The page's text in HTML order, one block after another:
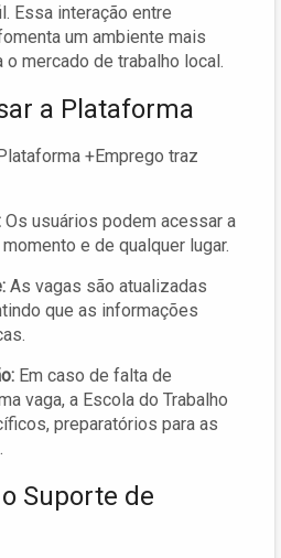
Essa interação entre
um ambiente mais
mercado de trabalho local.
a Plataforma
+Emprego traz
Os usuários podem acessar a
e de qualquer lugar.
As vagas são atualizadas
que as informações
Em caso de falta de
vaga, a Escola do Trabalho
preparatórios para as
Suporte de